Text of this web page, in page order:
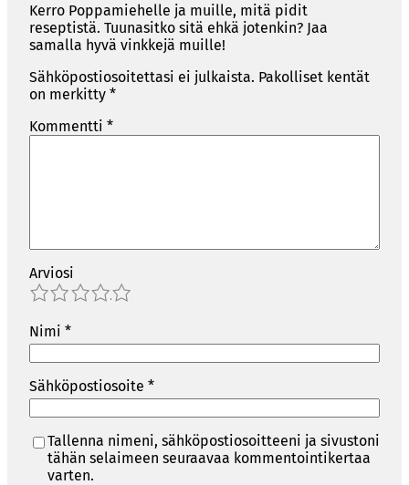
Kerro Poppamiehelle ja muille, mitä pidit
reseptistä. Tuunasitko sitä ehkä jotenkin? Jaa
samalla hyvä vinkkejä muille!
Sähköpostiosoitettasi ei julkaista. Pakolliset kentät
on merkitty *
Kommentti *
Arviosi
4
3
2
1
Nimi *
Sähköpostiosoite *
Tallenna nimeni, sähköpostiosoitteeni ja sivustoni
tähän selaimeen seuraavaa kommentointikertaa
varten.